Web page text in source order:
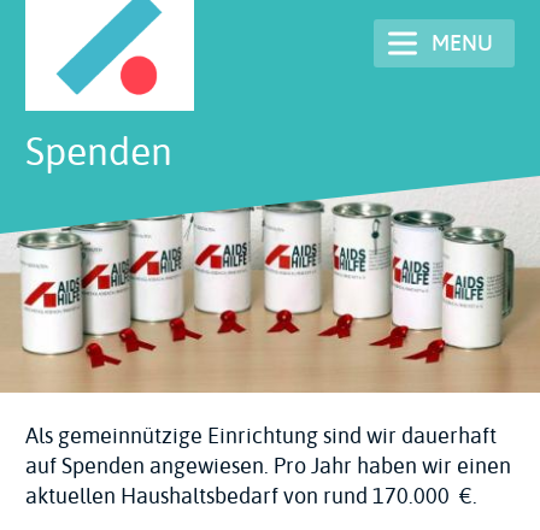
main
MENU
Spenden
Als gemeinnützige Einrichtung sind wir dauerhaft
auf Spenden angewiesen. Pro Jahr haben wir einen
aktuellen Haushaltsbedarf von rund 170.000 €.